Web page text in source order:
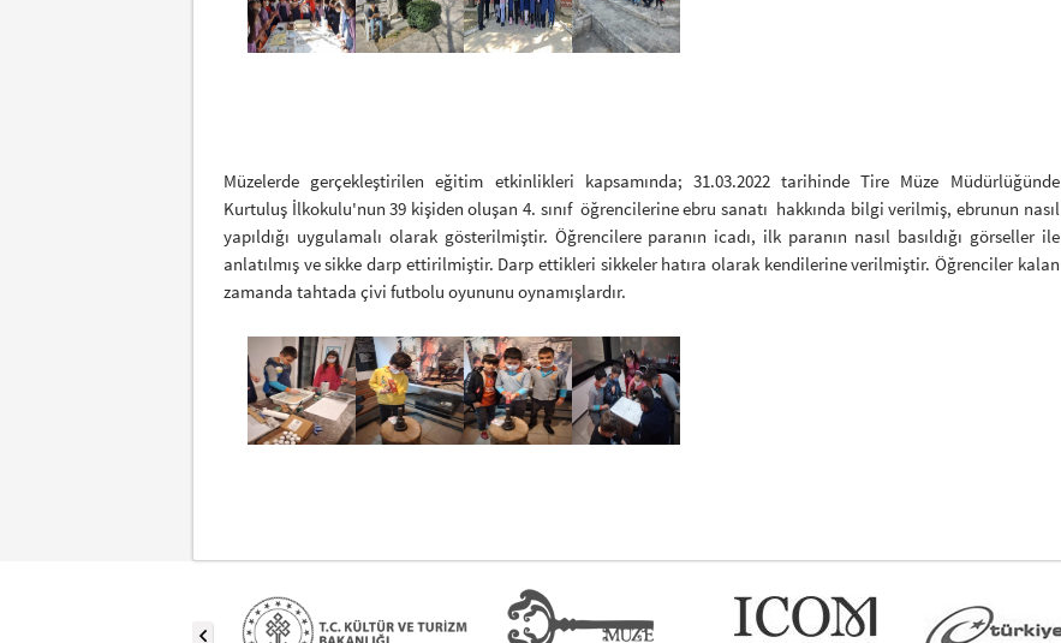
Müzelerde gerçekleştirilen eğitim etkinlikleri kapsamında; 31.03.2022 tarihinde Tire Müze Müdürlüğünde
Kurtuluş İlkokulu'nun 39 kişiden oluşan 4. sınıf öğrencilerine ebru sanatı hakkında bilgi verilmiş, ebrunun nasıl
yapıldığı uygulamalı olarak gösterilmiştir. Öğrencilere paranın icadı, ilk paranın nasıl basıldığı görseller ile
anlatılmış ve sikke darp ettirilmiştir. Darp ettikleri sikkeler hatıra olarak kendilerine verilmiştir. Öğrenciler kalan
zamanda tahtada çivi futbolu oyununu oynamışlardır.